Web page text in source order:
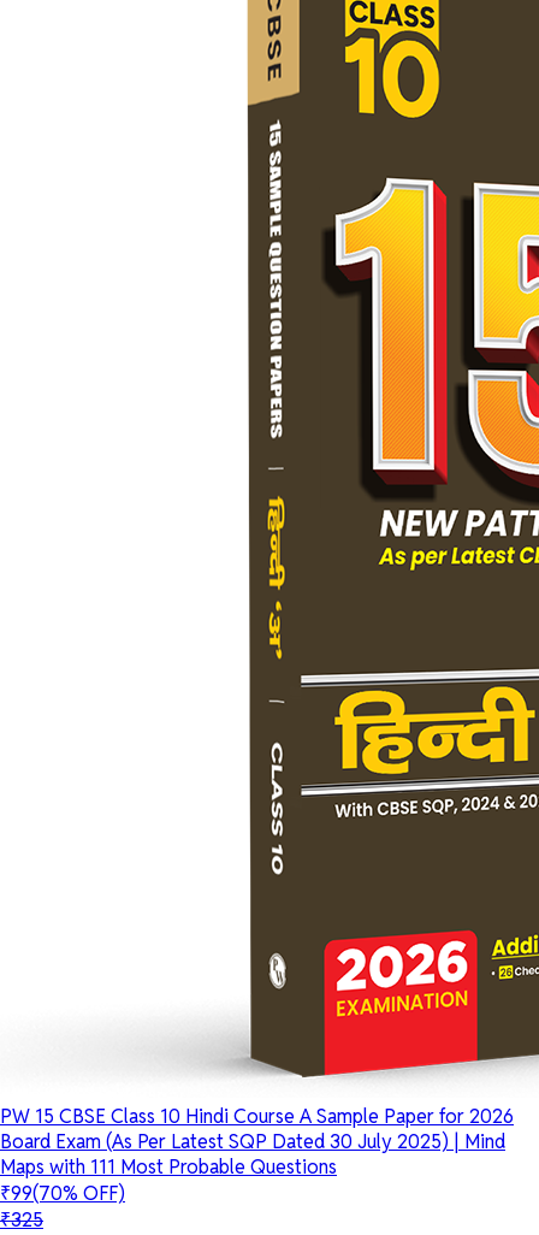
PW 15 CBSE Class 10 Hindi Course A Sample Paper for 2026
Board Exam (As Per Latest SQP Dated 30 July 2025) | Mind
Maps with 111 Most Probable Questions
₹99(70% OFF)
₹325